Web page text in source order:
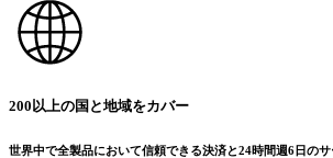
200以上の国と地域をカバー
世界中で全製品において信頼できる決済と24時間週6日の